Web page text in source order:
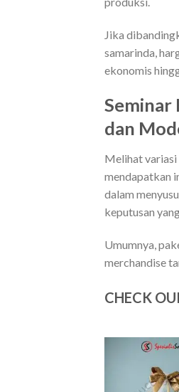
Jika
samarinda,
ekonomis
Seminar
dan
Melihat variasi
mendapatkan
dalam
keputusan
Umumnya,
merchandise
CHECK